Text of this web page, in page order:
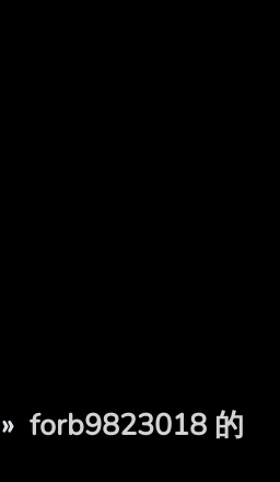
» forb9823018 的